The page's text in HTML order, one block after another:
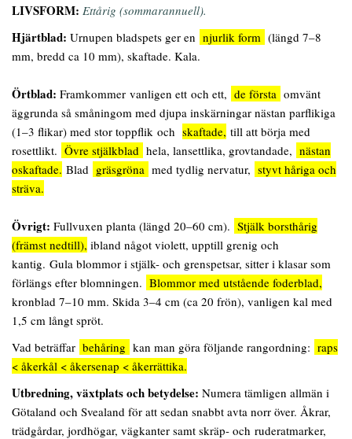
LIVSFORM: Ettårig (sommarannuell).
Hjärtblad: Urnupen bladspets ger en njurlik form (längd 7–8
mm, bredd ca 10 mm), skaftade. Kala.
Örtblad: Framkommer vanligen ett och ett, de första omvänt
äggrunda så småningom med djupa inskärningar nästan parflikiga
(1–3 flikar) med stor toppflik och skaftade, till att börja med
rosettlikt. Övre stjälkblad hela, lansettlika, grovtandade, nästan
oskaftade. Blad gräsgröna med tydlig nervatur, styvt håriga och
sträva.
Övrigt: Fullvuxen planta (längd 20–60 cm). Stjälk borsthårig
(främst nedtill), ibland något violett, upptill grenig och
kantig. Gula blommor i stjälk- och grenspetsar, sitter i klasar som
förlängs efter blomningen. Blommor med utstående foderblad,
kronblad 7–10 mm. Skida 3–4 cm (ca 20 frön), vanligen kal med
1,5 cm långt spröt.
Vad beträffar behåring kan man göra följande rangordning: raps
< åkerkål < åkersenap < åkerrättika.
Utbredning,växtplats och betydelse: Numera tämligen allmän i
Götaland och Svealand för att sedan snabbt avta norr över. Åkrar,
trädgårdar, jordhögar, vägkanter samt skräp- och ruderatmarker,